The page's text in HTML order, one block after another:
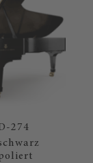
274